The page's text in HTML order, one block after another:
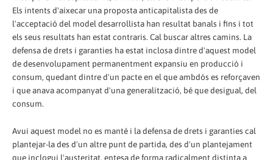
Els intents d'aixecar una proposta anticapitalista des de
l'acceptació del model desarrollista han resultat banals i fins i tot
els seus resultats han estat contraris. Cal buscar altres camins. La
defensa de drets i garanties ha estat inclosa dintre d'aquest model
de desenvolupament permanentment expansiu en producció i
consum, quedant dintre d'un pacte en el que ambdós es reforçaven
i que anava acompanyat d'una generalització, bé que desigual, del
consum.
Avui aquest model no es manté i la defensa de drets i garanties cal
plantejar-la des d'un altre punt de partida, des d'un plantejament
que inclogui l'austeritat, entesa de forma radicalment distinta a